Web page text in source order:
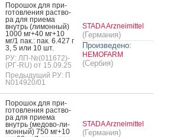
По­рошок для при­
готов­ле­ния рас­тво­
ра для при­ема
внутрь (ли­мон­ный)
1000 мг+40 мг+10
мг/1 пак.: пак. 6.427 г
3, 5 или 10 шт.
РУ: ЛП-№(011672)-
(РГ-RU) от 15.09.25
Предыдущий РУ: П
N014920/01
STADA Arzneimittel
(Германия)
Произведено:
HEMOFARM
(Сербия)
По­рошок для при­
готов­ле­ния рас­тво­
ра для при­ема
внутрь (ме­дово-ли­
мон­ный) 750 мг+10
STADA Arzneimittel
(Германия)